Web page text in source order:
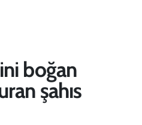
boğan
şahıs